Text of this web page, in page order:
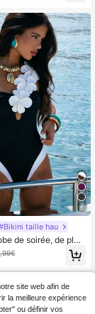
7
taille hau
de soirée, de plag
An en maille à motif
plage sexy avec ourl
une pièce,
élégant pour fem
site web afin de
la meilleure expérience
ou définir vos